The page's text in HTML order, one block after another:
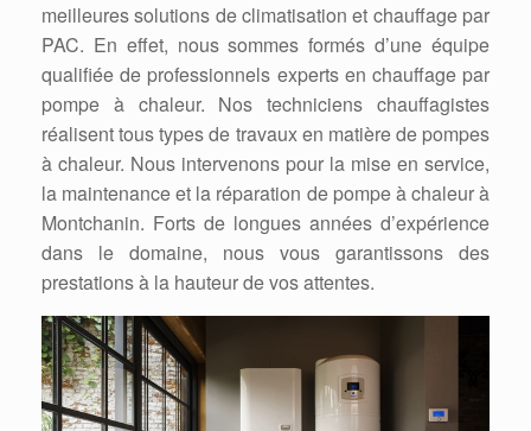
meilleures solutions de climatisation et chauffage par
PAC. En effet, nous sommes formés d’une équipe
qualifiée de professionnels experts en chauffage par
pompe à chaleur. Nos techniciens chauffagistes
réalisent tous types de travaux en matière de pompes
à chaleur. Nous intervenons pour la mise en service,
la maintenance et la réparation de pompe à chaleur à
Montchanin. Forts de longues années d’expérience
dans le domaine, nous vous garantissons des
prestations à la hauteur de vos attentes.